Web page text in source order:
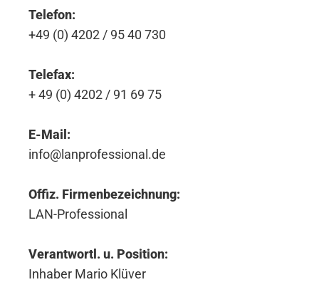
Telefon:
+49 (0) 4202 / 95 40 730
Telefax:
+ 49 (0) 4202 / 91 69 75
E-Mail:
info@lanprofessional.de
Offiz. Firmenbezeichnung:
LAN-Professional
Verantwortl. u. Position:
Inhaber Mario Klüver